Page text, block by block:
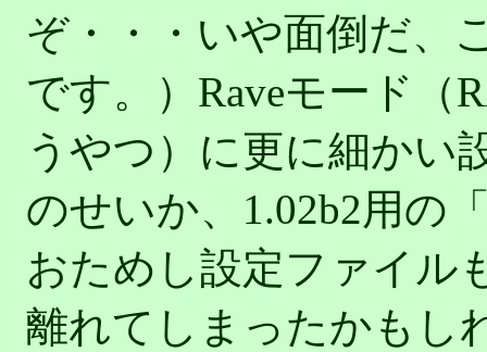
ぞ・・・いや面倒だ、
です。）Raveモード（
うやつ）に更に細かい
のせいか、1.02b2用の
おためし設定ファイル
離れてしまったかもし